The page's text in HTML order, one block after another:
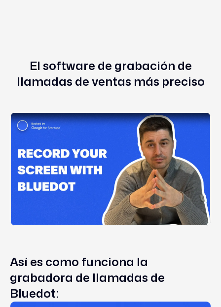
El software de grabación de
llamadas de ventas más preciso
Así es como funciona la
grabadora de llamadas de
Bluedot: